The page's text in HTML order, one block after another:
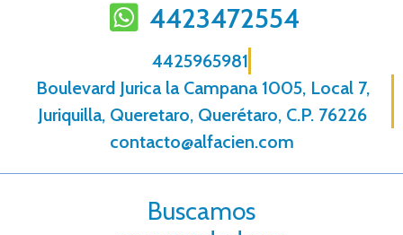
4423472554
4425965981
Boulevard Jurica la Campana 1005, Local 7,
Juriquilla, Queretaro, Querétaro, C.P. 76226
contacto@alfacien.com
Buscamos